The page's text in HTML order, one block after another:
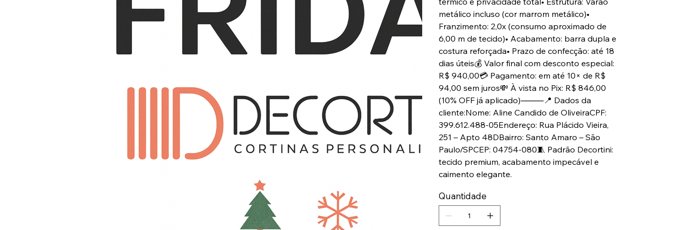
metálico incluso (cor marrom metálico)•
Franzimento: 2,0x (consumo aproximado de
6,00 m de tecido)• Acabamento: barra dupla e
costura reforçada• Prazo de confecção: até 18
dias úteis💰 Valor final com desconto especial:
R$ 940,00💳 Pagamento: em até 10× de R$
94,00 sem juros💸 À vista no Pix: R$ 846,00
(10% OFF já aplicado)⸻📍 Dados da
cliente:Nome: Aline Candido de OliveiraCPF:
399.612.488-05Endereço: Rua Plácido Vieira,
251 – Apto 48DBairro: Santo Amaro – São
Paulo/SPCEP: 04754-080🧵 Padrão Decortini:
tecido premium, acabamento impecável e
caimento elegante.
Quantidade